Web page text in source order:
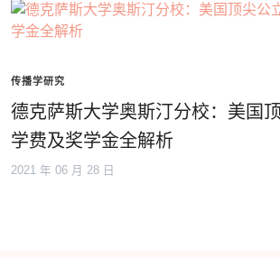
传播学研究
德克萨斯大学奥斯汀分校：美国
学费及奖学金全解析
2021 年 06 月 28 日